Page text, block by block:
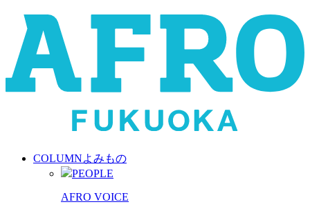
COLUMNよみもの
PEOPLE
AFRO VOICE